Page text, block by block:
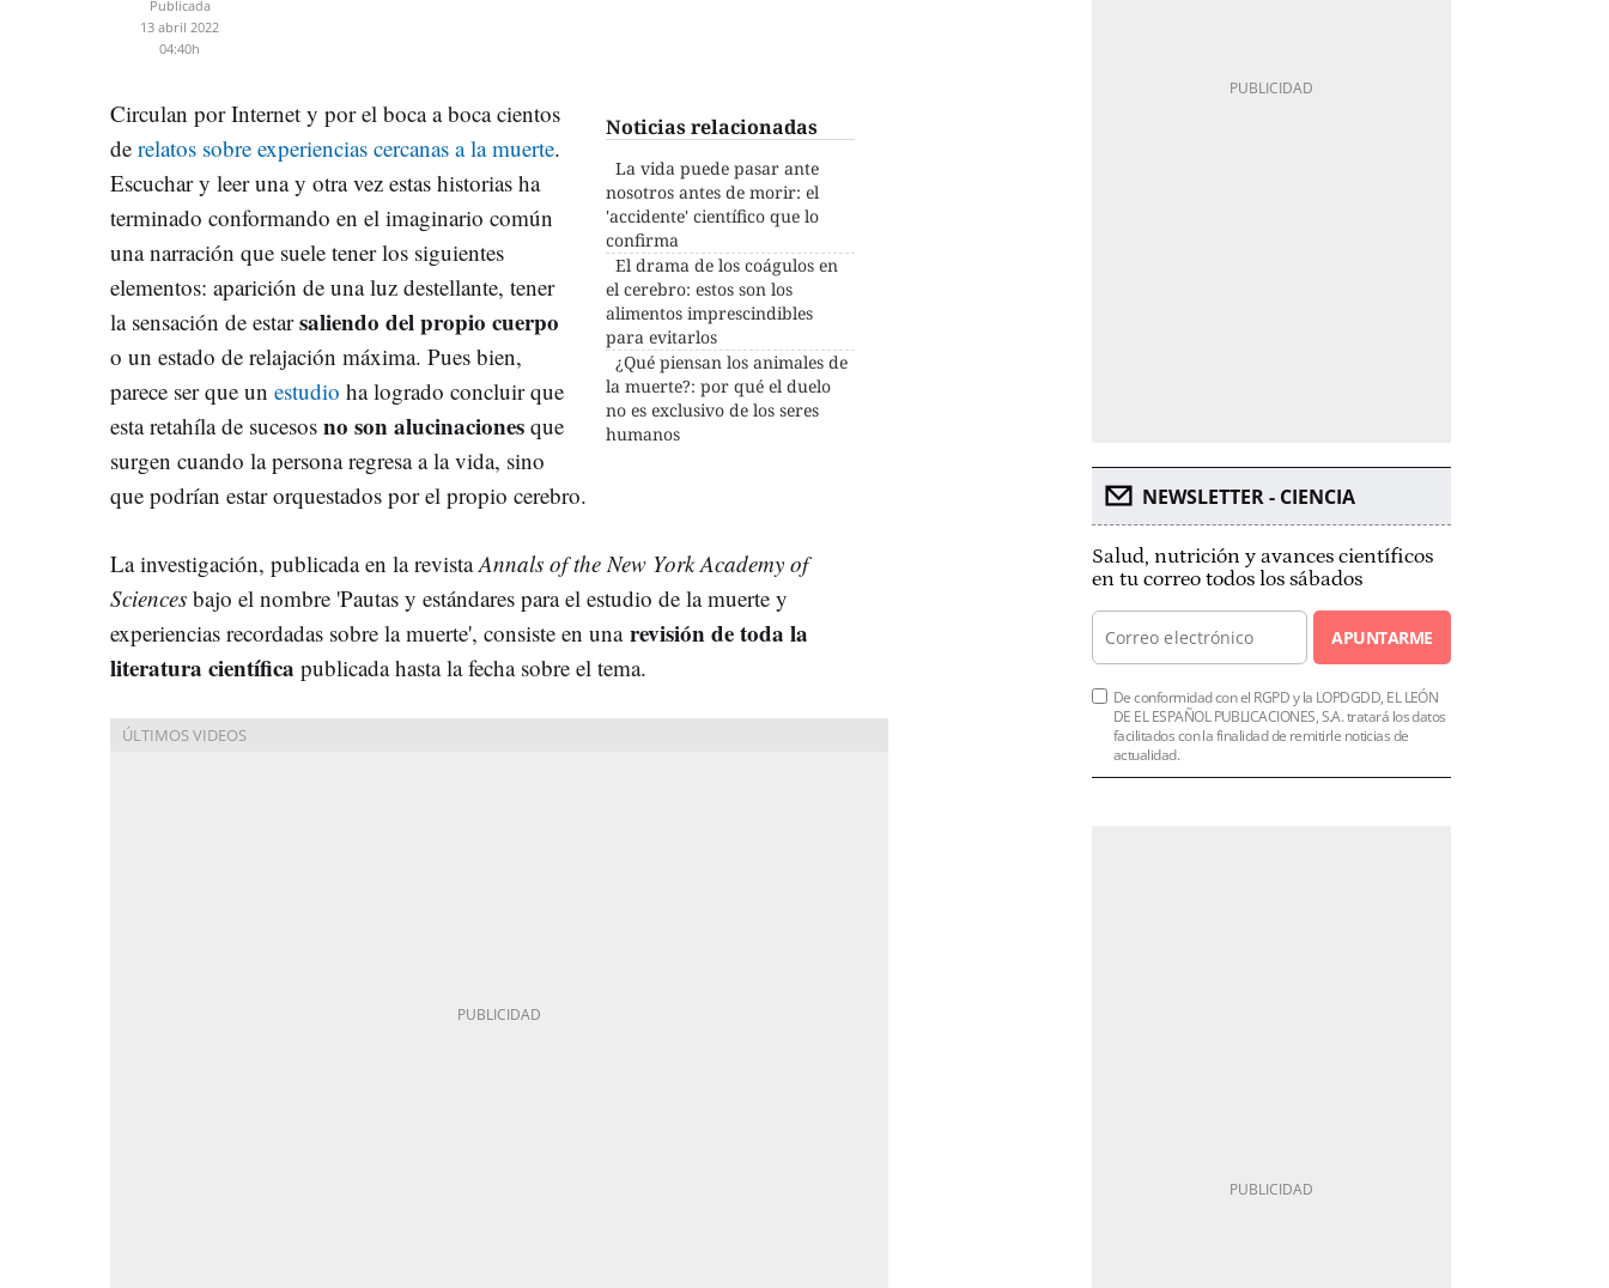
Publicada
13 abril 2022
04:40h
Noticias relacionadas
La vida puede pasar ante
nosotros antes de morir: el
'accidente' científico que lo
confirma
El drama de los coágulos en
el cerebro: estos son los
alimentos imprescindibles
para evitarlos
¿Qué piensan los animales de
la muerte?: por qué el duelo
no es exclusivo de los seres
humanos
Circulan por Internet y por el boca a boca cientos
de relatos sobre experiencias cercanas a la muerte.
Escuchar y leer una y otra vez estas historias ha
terminado conformando en el imaginario común
una narración que suele tener los siguientes
elementos: aparición de una luz destellante, tener
la sensación de estarsaliendo del propio cuerpo
o un estado de relajación máxima. Pues bien,
parece ser que un estudio ha logrado concluir que
esta retahíla de sucesos no son alucinaciones que
surgen cuando la persona regresa a la vida, sino
que podrían estar orquestados por el propio cerebro.
La investigación, publicada en la revistaAnnals of the New York Academy of
Sciences bajo el nombre 'Pautas y estándares para el estudio de la muerte y
experiencias recordadas sobre la muerte', consiste en una revisión de toda la
literatura científica publicada hasta la fecha sobre el tema.
NEWSLETTER - CIENCIA
Salud, nutrición y avances científicos
en tu correo todos los sábados
APUNTARME
De conformidad con el RGPD y la LOPDGDD, EL LEÓN
DE EL ESPAÑOL PUBLICACIONES, S.A. tratará los datos
facilitados con la finalidad de remitirle noticias de
actualidad.